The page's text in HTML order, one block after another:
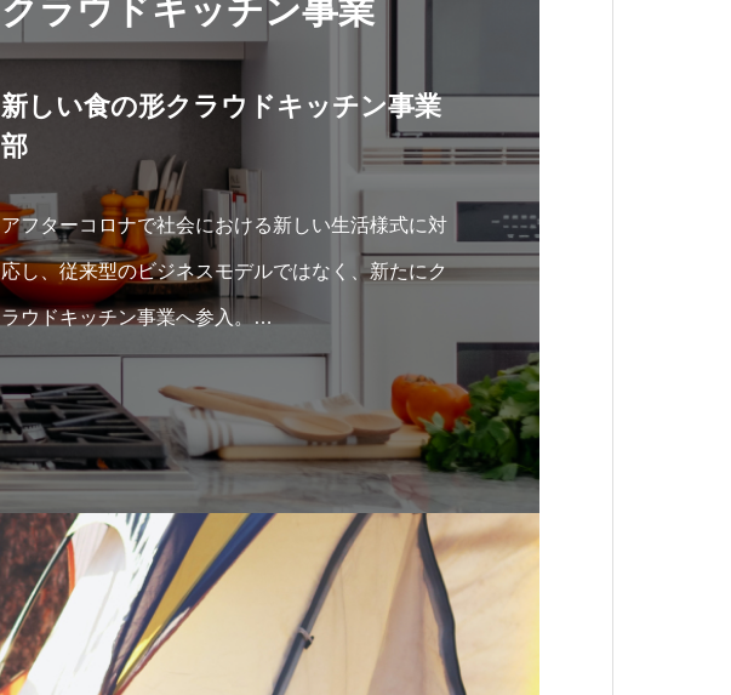
クラウドキッチン事業
新しい食の形クラウドキッチン事業
部
アフターコロナで社会における新しい生活様式に対
応し、従来型のビジネスモデルではなく、新たにク
ラウドキッチン事業へ参入。
先行きが不透明で経営に頭を悩ませている方に朗報
です。
期間、コスト、スタッフの心配、もう要りません。
これからの食の形、クラウドキッチン、ココにあり
ます。